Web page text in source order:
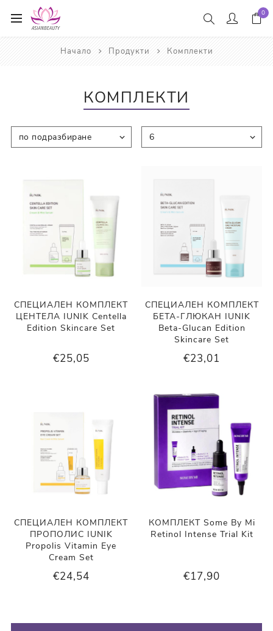
0
Начало Продукти Комплекти
КОМПЛЕКТИ
СПЕЦИАЛЕН КОМПЛЕКТ
ЦЕНТЕЛА IUNIK Centella
Edition Skincare Set
€25,05
СПЕЦИАЛЕН КОМПЛЕКТ
БЕТА-ГЛЮКАН IUNIK
Beta-Glucan Edition
Skincare Set
€23,01
СПЕЦИАЛЕН КОМПЛЕКТ
ПРОПОЛИС IUNIK
Propolis Vitamin Eye
Cream Set
€24,54
КОМПЛЕКТ Some By Mi
Retinol Intense Trial Kit
€17,90